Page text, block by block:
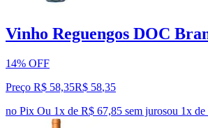
Vinho Reguengos DOC
14% OFF
Preço R$ 58,35R$ 58,35
no Pix Ou 1x de R$ 67,85 sem jurosou 1x de